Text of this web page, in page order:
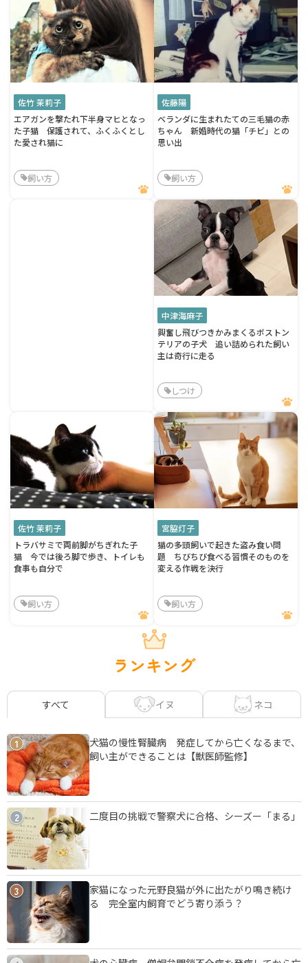
佐竹 茉莉子
エアガンを撃たれ下半身マヒとなっ
た子猫 保護されて、ふくふくとし
た愛され猫に
飼い方
佐藤陽
ベランダに生まれたての三毛猫の赤
ちゃん 新婚時代の猫「チビ」との
思い出
飼い方
中津海麻子
興奮し飛びつきかみまくるボストン
テリアの子犬 追い詰められた飼い
主は奇行に走る
しつけ
佐竹 茉莉子
トラバサミで両前脚がちぎれた子
猫 今では後ろ脚で歩き、トイレも
食事も自分で
飼い方
宮脇灯子
猫の多頭飼いで起きた盗み食い問
題 ちびちび食べる習慣そのものを
変える作戦を決行
飼い方
ランキング
すべて イヌ ネコ
1
犬猫の慢性腎臓病 発症してから亡くなるまで、
飼い主ができることは【獣医師監修】
2 二度目の挑戦で警察犬に合格、シーズー「まる」
3
家猫になった元野良猫が外に出たがり鳴き続け
る 完全室内飼育でどう寄り添う？